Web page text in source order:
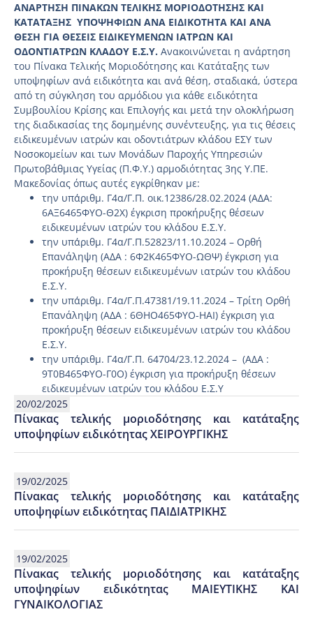
ΑΝΑΡΤΗΣΗ ΠΙΝΑΚΩΝ ΤΕΛΙΚΗΣ ΜΟΡΙΟΔΟΤΗΣΗΣ ΚΑΙ
ΚΑΤΑΤΑΞΗΣ ΥΠΟΨΗΦΙΩΝ ΑΝΑ ΕΙΔΙΚΟΤΗΤΑ ΚΑΙ ΑΝΑ
ΘΕΣΗ ΓΙΑ ΘΕΣΕΙΣ ΕΙΔΙΚΕΥΜΕΝΩΝ ΙΑΤΡΩΝ ΚΑΙ
ΟΔΟΝΤΙΑΤΡΩΝ ΚΛΑΔΟΥ Ε.Σ.Υ. Ανακοινώνεται η ανάρτηση
του Πίνακα Τελικής Μοριοδότησης και Κατάταξης των
υποψηφίων ανά ειδικότητα και ανά θέση, σταδιακά, ύστερα
από τη σύγκληση του αρμόδιου για κάθε ειδικότητα
Συμβουλίου Κρίσης και Επιλογής και μετά την ολοκλήρωση
της διαδικασίας της δομημένης συνέντευξης, για τις θέσεις
ειδικευμένων ιατρών και οδοντιάτρων κλάδου ΕΣΥ των
Νοσοκομείων και των Μονάδων Παροχής Υπηρεσιών
Πρωτοβάθμιας Υγείας (Π.Φ.Υ.) αρμοδιότητας 3ης Υ.ΠΕ.
Μακεδονίας όπως αυτές εγκρίθηκαν με:
την υπ΄αριθμ. Γ4α/Γ.Π. οικ.12386/28.02.2024 (ΑΔΑ:
6ΑΞ6465ΦΥΟ-Θ2Χ) έγκριση προκήρυξης θέσεων
ειδικευμένων ιατρών του κλάδου Ε.Σ.Υ.
την υπ΄αριθμ. Γ4α/Γ.Π.52823/11.10.2024 – Ορθή
Επανάληψη (ΑΔΑ : 6Φ2Κ465ΦΥΟ-ΩΘΨ) έγκριση για
προκήρυξη θέσεων ειδικευμένων ιατρών του κλάδου
Ε.Σ.Υ.
την υπ΄αριθμ. Γ4α/Γ.Π.47381/19.11.2024 – Τρίτη Ορθή
Επανάληψη (ΑΔΑ : 6ΘΗΟ465ΦΥΟ-ΗΑΙ) έγκριση για
προκήρυξη θέσεων ειδικευμένων ιατρών του κλάδου
Ε.Σ.Υ.
την υπ΄αριθμ. Γ4α/Γ.Π. 64704/23.12.2024 – (ΑΔΑ :
9Τ0Β465ΦΥΟ-Γ0Ο) έγκριση για προκήρυξη θέσεων
ειδικευμένων ιατρών του κλάδου Ε.Σ.Υ
20/02/2025
Πίνακας τελικής μοριοδότησης και κατάταξης
υποψηφίων ειδικότητας ΧΕΙΡΟΥΡΓΙΚΗΣ
19/02/2025
Πίνακας τελικής μοριοδότησης και κατάταξης
υποψηφίων ειδικότητας ΠΑΙΔΙΑΤΡΙΚΗΣ
19/02/2025
Πίνακας τελικής μοριοδότησης και κατάταξης
υποψηφίων ειδικότητας ΜΑΙΕΥΤΙΚΗΣ ΚΑΙ
ΓΥΝΑΙΚΟΛΟΓΙΑΣ